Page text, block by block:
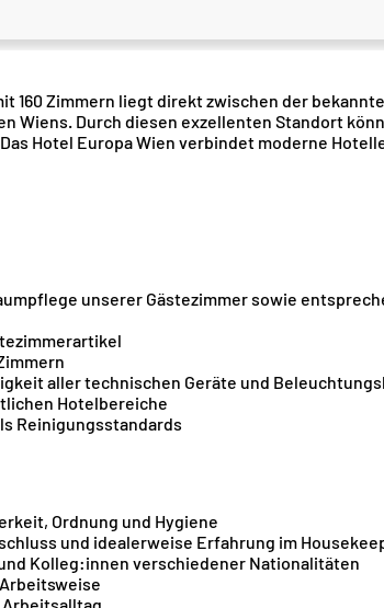
160 Zimmern liegt direkt zwischen der
Wiens. Durch diesen exzellenten Standort
Hotel Europa Wien verbindet moderne
unserer Gästezimmer sowie
aller technischen Geräte und
Hotelbereiche
Reinigungsstandards
Ordnung und Hygiene
und idealerweise Erfahrung im
Kolleg:innen verschiedener Nationalitäten